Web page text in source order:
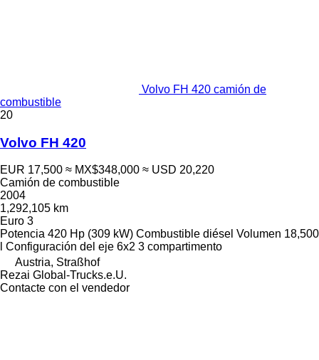
Volvo FH 420 camión de
combustible
20
Volvo FH 420
EUR 17,500 ≈ MX$348,000 ≈ USD 20,220
Camión de combustible
2004
1,292,105 km
Euro 3
Potencia 420 Hp (309 kW) Combustible diésel Volumen 18,500
Configuración del eje 6x2 3 compartimento
Austria, Straßhof
Rezai Global-Trucks.e.U.
Contacte con el vendedor